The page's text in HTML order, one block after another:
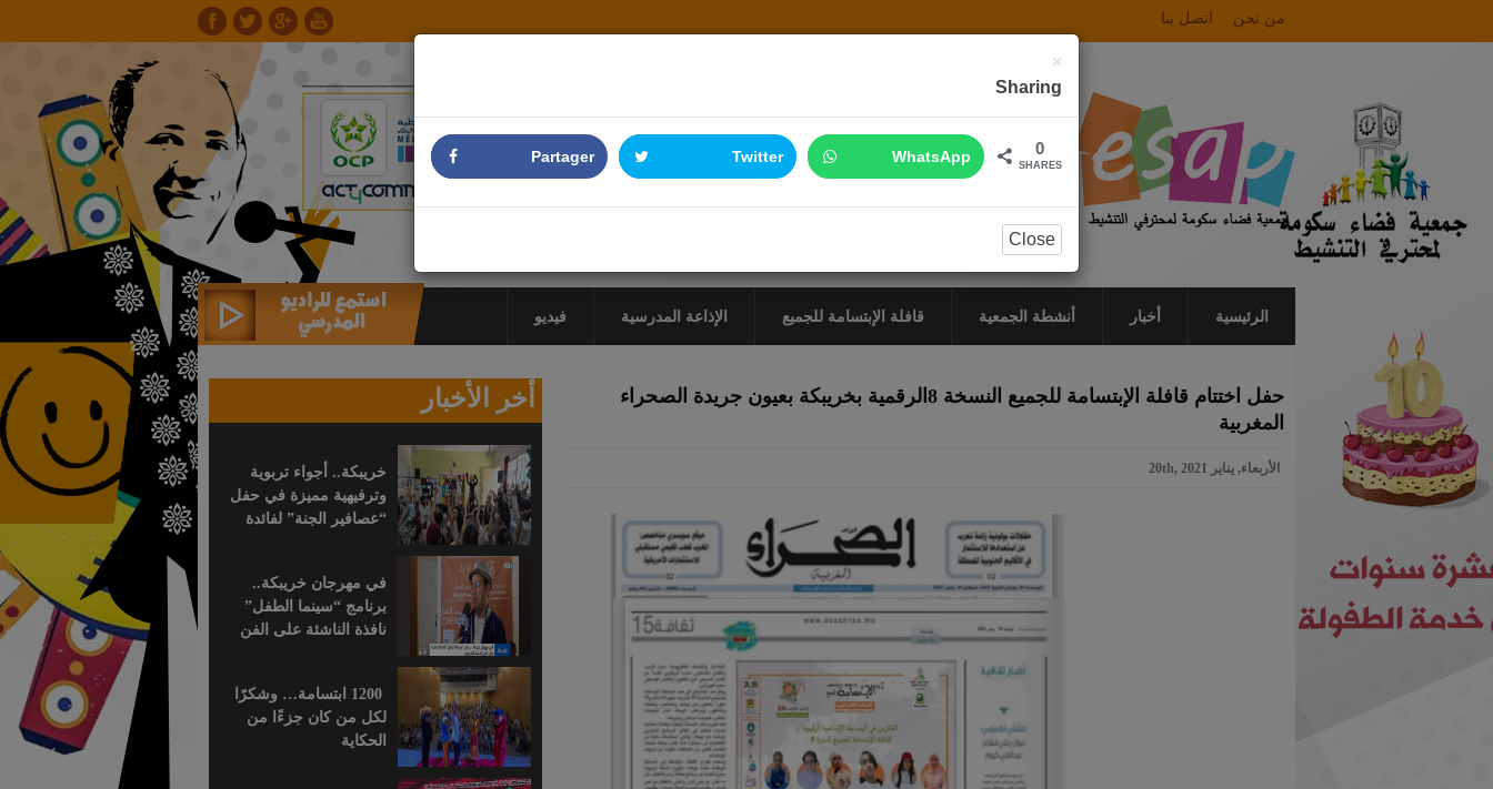
من نحن اتصل بنا
الرئيسية أخبار أنشطة الجمعية قافلة الإبتسامة للجميع الإذاعة المدرسية فيديو
أخر الأخبار
خريبكة.. أجواء تربوية
وترفيهية مميزة في حفل
“عصافير الجنة” لفائدة
في مهرجان خريبكة..
برنامج “سينما الطفل”
نافذة الناشئة على الفن
1200 ابتسامة… وشكرًا
لكل من كان جزءًا من
الحكاية
حفل اختتام قافلة الإبتسامة للجميع النسخة 8الرقمية بخريبكة بعيون جريدة الصحراء
المغربية
الأربعاء, يناير 20th, 2021
×
Sharing
Partager Twitter WhatsApp 0
SHARES
Close